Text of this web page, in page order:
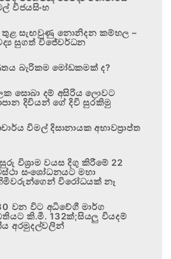
විජයසිංහ
සැඟවුණු නොනිදන කම්හල –
සුගත් විජේවර්ධන
බැරිකම මෝඩකමක් ද?
සොබා දම් අසිරිය ලොවට
දිවියන් ගේ දිවි සුරකිමු
විමල් දිසානායක අභාවප්‍රාප්ත
විශ්‍රාම වයස දිගු කිරීමේ 22
සංශෝධනයට මහා
විරෝධයක් නෑ
වන විට අධිවේගී මාර්ග
කි.මී. 132ක්;සියලු වියදම්
අරමුදල්වලින්